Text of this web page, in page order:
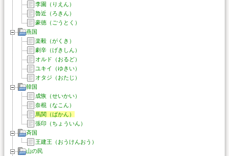
李園（りえん）
魯近（ろきん）
豪徳（ごうとく）
燕国
楽毅（がくき）
劇辛（げきしん）
オルド（おるど）
ユキイ（ゆきい）
オタジ（おたじ）
韓国
成恢（せいかい）
奈棍（なこん）
馬関（ばかん）
張印（ちょういん）
斉国
王建王（おうけんおう）
山の民